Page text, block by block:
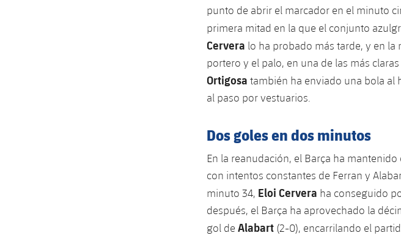
punto de abrir el marcador en el minuto
primera mitad en la que el conjunto
Cervera lo ha probado más tarde, y en la
portero y el palo, en una de las más
Ortigosa también ha enviado una bola al
al paso por vestuarios.
Dos goles en dos minutos
En la reanudación, el Barça ha
con intentos constantes de Ferran y
minuto 34, Eloi Cervera ha conseguido
después, el Barça ha aprovechado la
gol de Alabart (2-0), encarrilando el